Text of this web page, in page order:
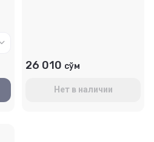
26 010 сўм
Нет в наличии